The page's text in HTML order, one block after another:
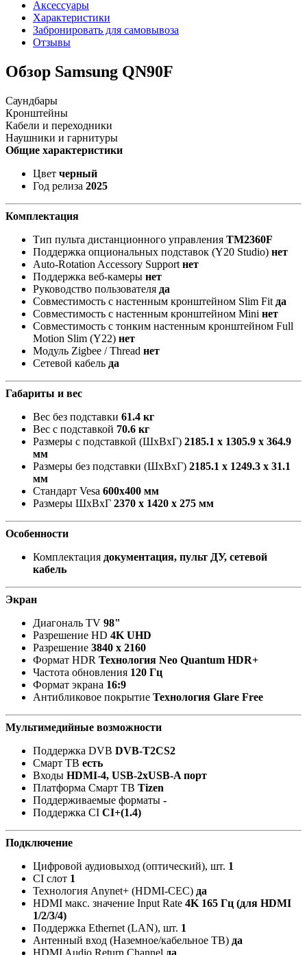
Аксессуары
Характеристики
Забронировать для самовывоза
Отзывы
Обзор Samsung QN90F
Саундбары
Кронштейны
Кабели и переходники
Наушники и гарнитуры
Общие характеристики
Цвет черный
Год релиза 2025
Комплектация
Тип пульта дистанционного управления TM2360F
Поддержка опциональных подставок (Y20 Studio) нет
Auto-Rotation Accessory Support нет
Поддержка веб-камеры нет
Руководство пользователя да
Совместимость с настенным кронштейном Slim Fit да
Совместимость с настенным кронштейном Mini нет
Совместимость с тонким настенным кронштейном Full
Motion Slim (Y22) нет
Модуль Zigbee / Thread нет
Сетевой кабель да
Габариты и вес
Вес без подставки 61.4 кг
Вес с подставкой 70.6 кг
Размеры с подставкой (ШxВxГ) 2185.1 x 1305.9 x 364.9
мм
Размеры без подставки (ШxВxГ) 2185.1 x 1249.3 x 31.1
мм
Стандарт Vesa 600х400 мм
Размеры ШxВxГ 2370 x 1420 x 275 мм
Особенности
Комплектация документация, пульт ДУ, сетевой
кабель
Экран
Диагональ TV 98"
Разрешение HD 4K UHD
Разрешение 3840 x 2160
Формат HDR Технология Neo Quantum HDR+
Частота обновления 120 Гц
Формат экрана 16:9
Антибликовое покрытие Технология Glare Free
Мультимедийные возможности
Поддержка DVB DVB-T2CS2
Смарт ТВ есть
Входы HDMI-4, USB-2xUSB-A порт
Платформа Смарт ТВ Tizen
Поддерживаемые форматы -
Поддержка CI CI+(1.4)
Подключение
Цифровой аудиовыход (оптический), шт. 1
CI слот 1
Технология Anynet+ (HDMI-CEC) да
HDMI макс. значение Input Rate 4K 165 Гц (для HDMI
1/2/3/4)
Поддержка Ethernet (LAN), шт. 1
Антенный вход (Наземное/кабельное ТВ) да
HDMI Audio Return Channel да